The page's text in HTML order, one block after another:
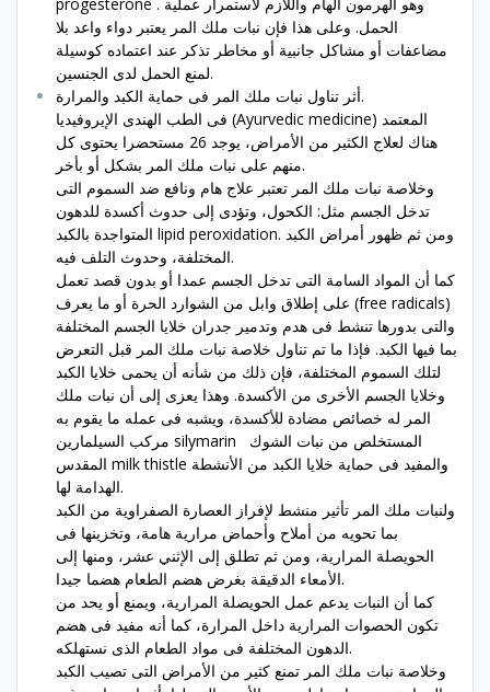
الحمل. وعلى هذا فإن نبات ملك المر يعتبر دواء واعد بلا
مضاعفات أو مشاكل جانبية أو مخاطر تذكر عند اعتماده كوسيلة
لمنع الحمل لدى الجنسين.
أثر تناول نبات ملك المر فى حماية الكبد والمرارة.
فى الطب الهندى الإيروفيديا (Ayurvedic medicine) المعتمد
هناك لعلاج الكثير من الأمراض، يوجد 26 مستحضرا يحتوى كل
منهم على نبات ملك المر بشكل أو بأخر.
وخلاصة نبات ملك المر تعتبر علاج هام ونافع ضد السموم التى
تدخل الجسم مثل: الكحول، وتؤدى إلى حدوث أكسدة للدهون
المتواجدة بالكبد lipid peroxidation. ومن ثم ظهور أمراض الكبد
المختلفة، وحدوث التلف فيه.
كما أن المواد السامة التى تدخل الجسم عمدا أو بدون قصد تعمل
على إطلاق وابل من الشوارد الحرة أو ما يعرف (free radicals)
والتى بدورها تنشط فى هدم وتدمير جدران خلايا الجسم المختلفة
بما فيها الكبد. فإذا ما تم تناول خلاصة نبات ملك المر قبل التعرض
لتلك السموم المختلفة، فإن ذلك من شأنه أن يحمى خلايا الكبد
وخلايا الجسم الأخرى من الأكسدة. وهذا يعزى إلى أن نبات ملك
المر له خصائص مضادة للأكسدة، ويشبه فى عمله ما يقوم به
مركب السيلمارين silymarin المستخلص من نبات الشوك
المقدس milk thistle والمفيد فى حماية خلايا الكبد من الأنشطة
الهدامة لها.
ولنبات ملك المر تأثير منشط لإفراز العصارة الصفراوية من الكبد
بما تحويه من أملاح وأحماض مرارية هامة، وتخزينها فى
الحويصلة المرارية، ومن ثم تطلق إلى الإثني عشر، ومنها إلى
الأمعاء الدقيقة بغرض هضم الطعام هضما جيدا.
كما أن النبات يدعم عمل الحويصلة المرارية، ويمنع أو يحد من
تكون الحصوات المرارية داخل المرارة، كما أنه مفيد فى هضم
الدهون المختلفة فى مواد الطعام الذى نستهلكه.
وخلاصة نبات ملك المر تمنع كثير من الأمراض التى تصيب الكبد